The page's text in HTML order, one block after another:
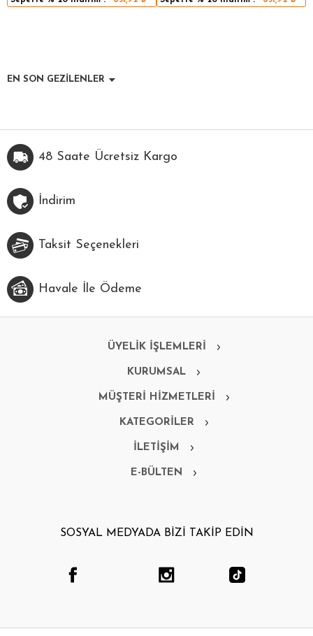
EN SON GEZİLENLER
48 Saate Ücretsiz Kargo
İndirim
Taksit Seçenekleri
Havale İle Ödeme
ÜYELİK İŞLEMLERİ
KURUMSAL
MÜŞTERİ HİZMETLERİ
KATEGORİLER
İLETİŞİM
E-BÜLTEN
SOSYAL MEDYADA BİZİ TAKİP EDİN